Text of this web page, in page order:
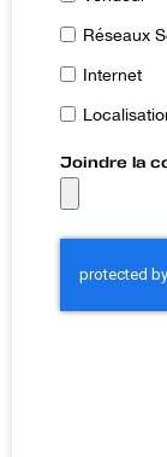
Réseaux
Internet
Joindre la